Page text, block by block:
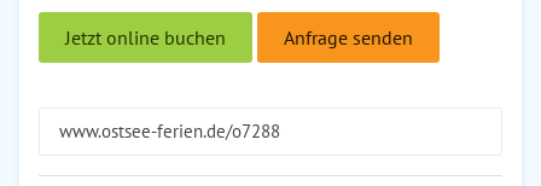
Jetzt online buchen Anfrage senden
www.ostsee-ferien.de/o7288